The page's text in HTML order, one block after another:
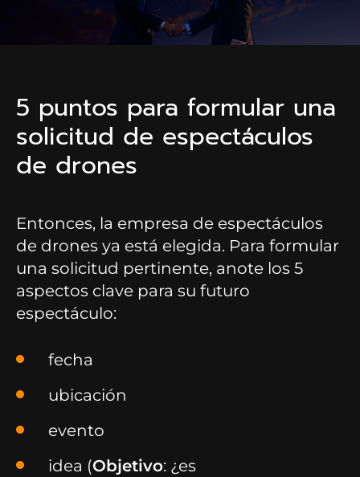
5 puntos para formular una
solicitud de espectáculos
de drones
Entonces, la empresa de espectáculos
de drones ya está elegida. Para formular
una solicitud pertinente, anote los 5
aspectos clave para su futuro
espectáculo:
fecha
ubicación
evento
idea (Objetivo: ¿es